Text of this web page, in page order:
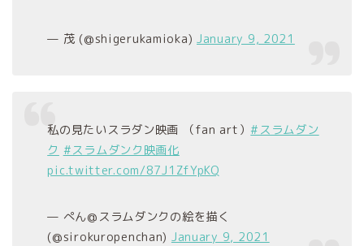
— 茂 (@shigerukamioka)January 9, 2021
私の見たいスラダン映画 （fan art）#スラムダン
ク #スラムダンク映画化
pic.twitter.com/87J1ZfYpKQ
— ぺん@スラムダンクの絵を描く
(@sirokuropenchan) January 9, 2021